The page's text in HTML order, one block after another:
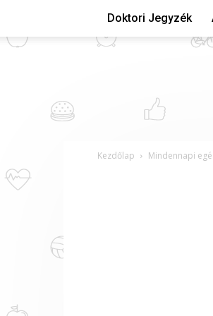
Doktori Jegyzék
Kezdőlap Mindennapi